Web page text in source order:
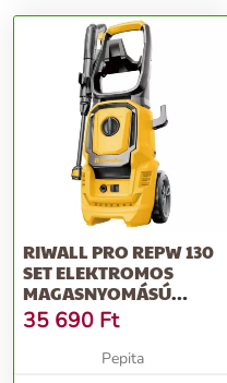
RIWALL PRO REPW 130
SET ELEKTROMOS
MAGASNYOMÁSÚ
MOSÓ 130 BAR, TA...
35 690 Ft
Pepita